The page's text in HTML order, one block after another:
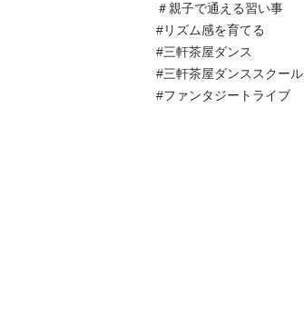
＃親子で通える習い事
#リズム感を育てる
#三軒茶屋ダンス
#三軒茶屋ダンススクール
#ファンタジートライブ